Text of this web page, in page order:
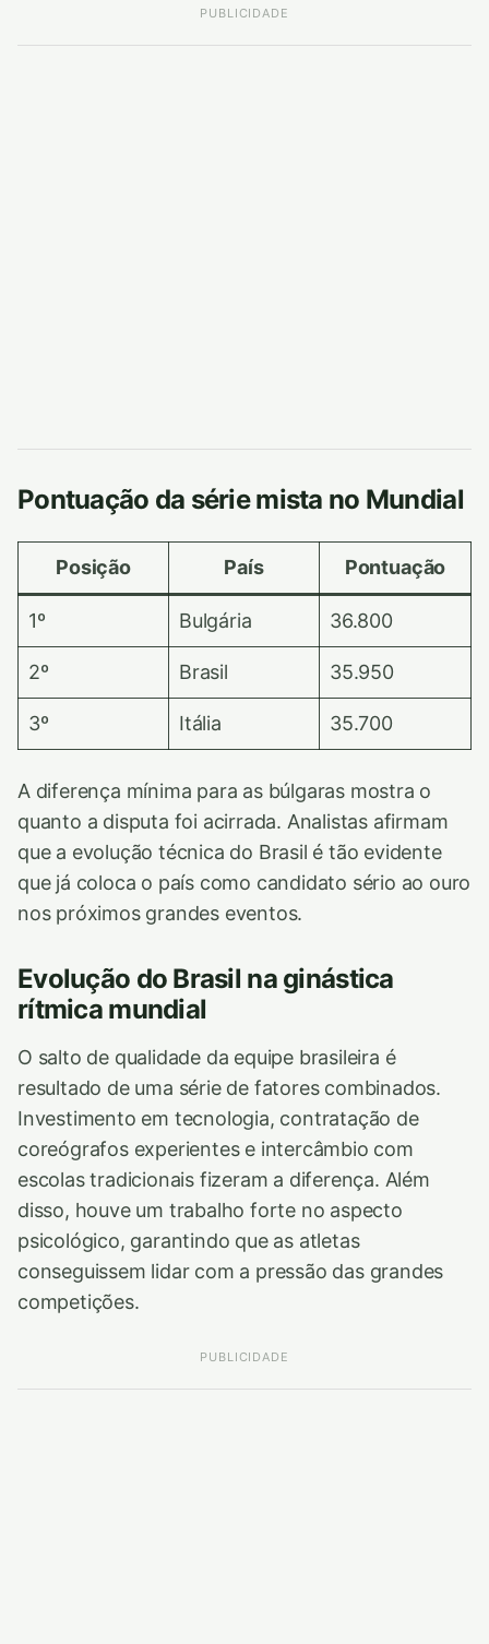
PUBLICIDADE
Pontuação da série mista no Mundial
Posição País Pontuação
1º Bulgária 36.800
2º Brasil 35.950
3º Itália 35.700
A diferença mínima para as búlgaras mostra o
quanto a disputa foi acirrada. Analistas afirmam
que a evolução técnica do Brasil é tão evidente
que já coloca o país como candidato sério ao ouro
nos próximos grandes eventos.
Evolução do Brasil na ginástica
rítmica mundial
O salto de qualidade da equipe brasileira é
resultado de uma série de fatores combinados.
Investimento em tecnologia, contratação de
coreógrafos experientes e intercâmbio com
escolas tradicionais fizeram a diferença. Além
disso, houve um trabalho forte no aspecto
psicológico, garantindo que as atletas
conseguissem lidar com a pressão das grandes
competições.
PUBLICIDADE